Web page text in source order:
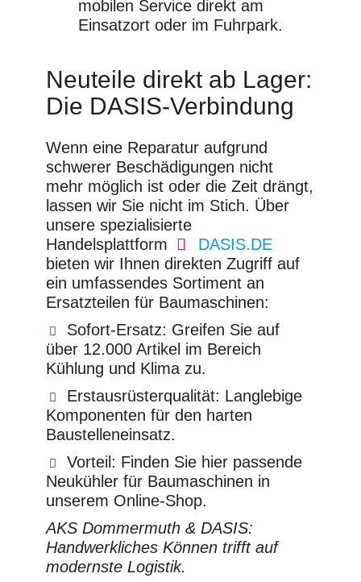
mobilen Service direkt am
Einsatzort oder im Fuhrpark.
Neuteile direkt ab Lager:
Die DASIS-Verbindung
Wenn eine Reparatur aufgrund
schwerer Beschädigungen nicht
mehr möglich ist oder die Zeit drängt,
lassen wir Sie nicht im Stich. Über
unsere spezialisierte
Handelsplattform
DASIS.DE
bieten wir Ihnen direkten Zugriff auf
ein umfassendes Sortiment an
Ersatzteilen für Baumaschinen:
Sofort-Ersatz: Greifen Sie auf
über 12.000 Artikel im Bereich
Kühlung und Klima zu.
Erstausrüsterqualität: Langlebige
Komponenten für den harten
Baustelleneinsatz.
Vorteil: Finden Sie hier passende
Neukühler für Baumaschinen in
unserem Online-Shop.
AKS Dommermuth & DASIS:
Handwerkliches Können trifft auf
modernste Logistik.